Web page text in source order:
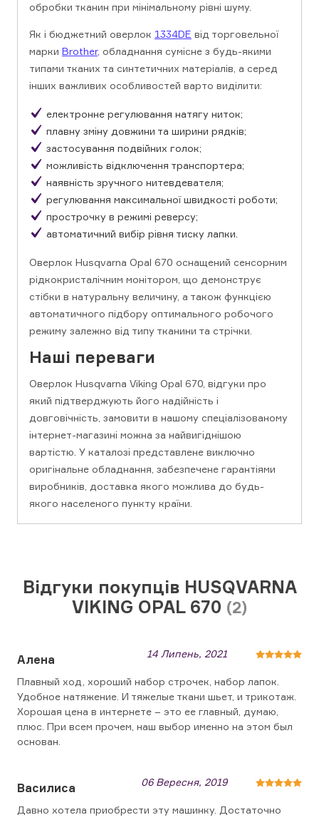
обробки тканин при мінімальному рівні шуму.
Як і бюджетний оверлок 1334DE від торговельної
марки Brother, обладнання сумісне з будь-якими
типами тканих та синтетичних матеріалів, а серед
інших важливих особливостей варто виділити:
електронне регулювання натягу ниток;
плавну зміну довжини та ширини рядків;
застосування подвійних голок;
можливість відключення транспортера;
наявність зручного нитевдевателя;
регулювання максимальної швидкості роботи;
прострочку в режимі реверсу;
автоматичний вибір рівня тиску лапки.
Оверлок Husqvarna Opal 670 оснащений сенсорним
рідкокристалічним монітором, що демонструє
стібки в натуральну величину, а також функцією
автоматичного підбору оптимального робочого
режиму залежно від типу тканини та стрічки.
Наші переваги
Оверлок Husqvarna Viking Opal 670, відгуки про
який підтверджують його надійність і
довговічність, замовити в нашому спеціалізованому
інтернет-магазині можна за найвигіднішою
вартістю. У каталозі представлене виключно
оригінальне обладнання, забезпечене гарантіями
виробників, доставка якого можлива до будь-
якого населеного пункту країни.
Відгуки покупців HUSQVARNA
VIKING OPAL 670 (2)
Алена 14 Липень, 2021
Плавный ход, хороший набор строчек, набор лапок.
Удобное натяжение. И тяжелые ткани шьет, и трикотаж.
Хорошая цена в интернете – это ее главный, думаю,
плюс. При всем прочем, наш выбор именно на этом был
основан.
Василиса 06 Вересня, 2019
Давно хотела приобрести эту машинку. Достаточно